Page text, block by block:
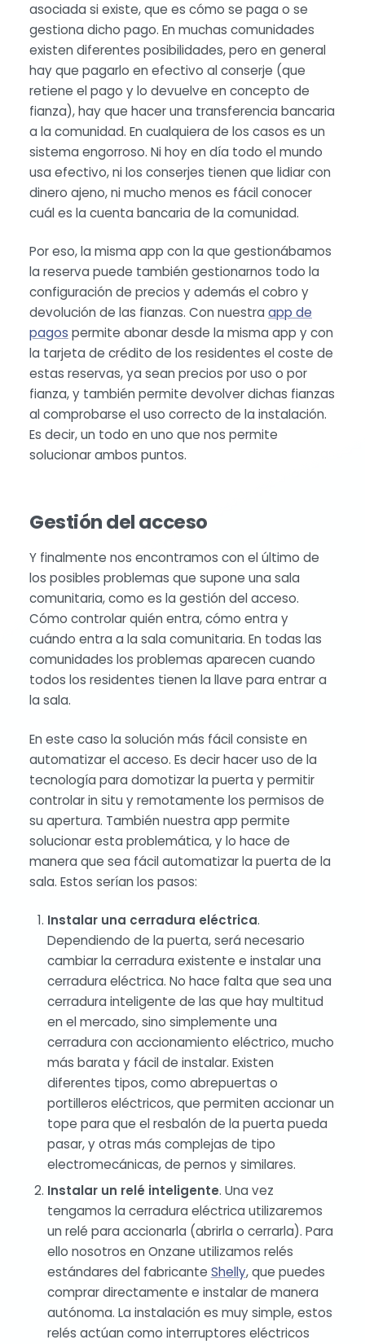
asociada si existe, que es cómo se paga o se
gestiona dicho pago. En muchas comunidades
existen diferentes posibilidades, pero en general
hay que pagarlo en efectivo al conserje (que
retiene el pago y lo devuelve en concepto de
fianza), hay que hacer una transferencia bancaria
a la comunidad. En cualquiera de los casos es un
sistema engorroso. Ni hoy en día todo el mundo
usa efectivo, ni los conserjes tienen que lidiar con
dinero ajeno, ni mucho menos es fácil conocer
cuál es la cuenta bancaria de la comunidad.
Por eso, la misma app con la que gestionábamos
la reserva puede también gestionarnos todo la
configuración de precios y además el cobro y
devolución de las fianzas. Con nuestra app de
pagos permite abonar desde la misma app y con
la tarjeta de crédito de los residentes el coste de
estas reservas, ya sean precios por uso o por
fianza, y también permite devolver dichas fianzas
al comprobarse el uso correcto de la instalación.
Es decir, un todo en uno que nos permite
solucionar ambos puntos.
Gestión del acceso
Y finalmente nos encontramos con el último de
los posibles problemas que supone una sala
comunitaria, como es la gestión del acceso.
Cómo controlar quién entra, cómo entra y
cuándo entra a la sala comunitaria. En todas las
comunidades los problemas aparecen cuando
todos los residentes tienen la llave para entrar a
la sala.
En este caso la solución más fácil consiste en
automatizar el acceso. Es decir hacer uso de la
tecnología para domotizar la puerta y permitir
controlar in situ y remotamente los permisos de
su apertura. También nuestra app permite
solucionar esta problemática, y lo hace de
manera que sea fácil automatizar la puerta de la
sala. Estos serían los pasos:
Instalar una cerradura eléctrica.
Dependiendo de la puerta, será necesario
cambiar la cerradura existente e instalar una
cerradura eléctrica. No hace falta que sea una
cerradura inteligente de las que hay multitud
en el mercado, sino simplemente una
cerradura con accionamiento eléctrico, mucho
más barata y fácil de instalar. Existen
diferentes tipos, como abrepuertas o
portilleros eléctricos, que permiten accionar un
tope para que el resbalón de la puerta pueda
pasar, y otras más complejas de tipo
electromecánicas, de pernos y similares.
Instalar un relé inteligente. Una vez
tengamos la cerradura eléctrica utilizaremos
un relé para accionarla (abrirla o cerrarla). Para
ello nosotros en Onzane utilizamos relés
estándares del fabricante Shelly, que puedes
comprar directamente e instalar de manera
autónoma. La instalación es muy simple, estos
relés actúan como interruptores eléctricos